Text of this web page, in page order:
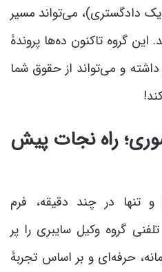
دادگستری)، می‌تواند مسیر
این گروه تاکنون ده‌ها پروندۀ
و می‌تواند از حقوق شما
راه نجات پیش
تنها در چند دقیقه، فرم
گروه وکیل سایبری را پر
حرفه‌ای و بر اساس تجربۀ